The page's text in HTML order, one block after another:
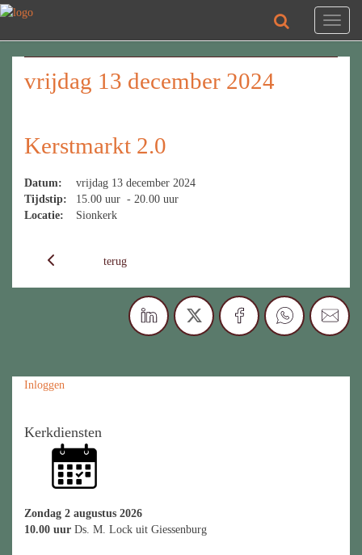
Toggle
vrijdag 13 december 2024
Kerstmarkt 2.0
Datum:
vrijdag 13 december 2024
Tijdstip:
15.00 uur - 20.00 uur
Locatie:
Sionkerk
terug
Inloggen
Kerkdiensten
Zondag 2 augustus 2026
10.00 uur Ds. M. Lock uit Giessenburg